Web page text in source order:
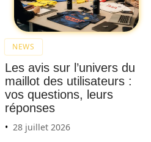
NEWS
Les avis sur l’univers du
maillot des utilisateurs :
vos questions, leurs
réponses
28 juillet 2026
coupe
de
cheveu
homm
es
dégrad